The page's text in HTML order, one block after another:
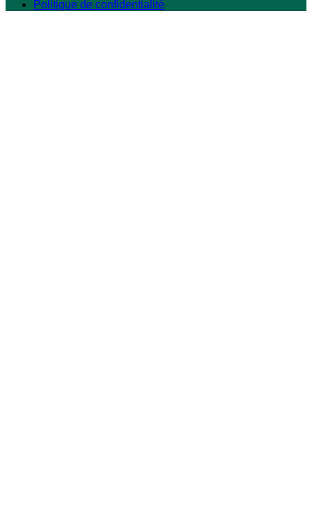
Politique de confidentialité